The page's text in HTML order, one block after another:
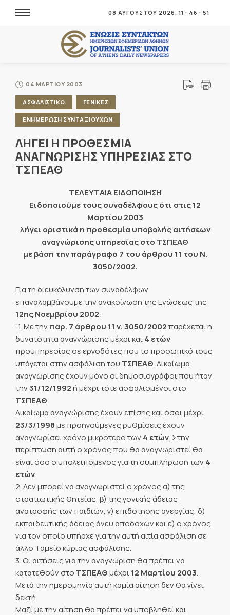
08 ΑΥΓΟΥΣΤΟΥ 2026, 11 : 46 : 51
04 ΜΑΡΤΙΟΥ 2003
ΑΣΦΑΛΙΣΤΙΚΟ ΓΕΝΙΚΕΣ
ΕΝΗΜΕΡΩΣΗ ΣΥΝΤΑΞΙΟΥΧΩΝ
ΛΗΓΕΙ Η ΠΡΟΘΕΣΜΙΑ
ΑΝΑΓΝΩΡΙΣΗΣ ΥΠΗΡΕΣΙΑΣ ΣΤΟ
ΤΣΠΕΑΘ
ΤΕΛΕΥΤΑΙΑ ΕΙΔΟΠΟΙΗΣΗ
Ειδοποιούμε τους συναδέλφους ότι στις 12
Μαρτίου 2003
λήγει οριστικά η προθεσμία υποβολής αιτήσεων
αναγνώρισης υπηρεσίας στο ΤΣΠΕΑΘ
με βάση την παράγραφο 7 του άρθρου 11 του Ν.
3050/2002.
Για τη διευκόλυνση των συναδέλφων
επαναλαμβάνουμε την ανακοίνωση της Ενώσεως της
12ης Νοεμβρίου 2002:
“1. Με τηνπαρ. 7 άρθρου 11 ν. 3050/2002παρέχεται η
δυνατότητα αναγνώρισης μέχρι και4 ετών
προϋπηρεσίας σε εργοδότες που το προσωπικό τους
υπάγεται στην ασφάλιση του ΤΣΠΕΑΘ. Δικαίωμα
αναγνώρισης έχουν μόνο οι δημοσιογράφοι που ήταν
την31/12/1992ή μέχρι τότε ασφαλισμένοι στο
ΤΣΠΕΑΘ.
Δικαίωμα αναγνώρισης έχουν επίσης και όσοι μέχρι
23/3/1998με προηγούμενες ρυθμίσεις έχουν
αναγνωρίσει χρόνο μικρότερο των4 ετών. Στην
περίπτωση αυτή ο χρόνος που θα αναγνωριστεί θα
είναι όσο ο υπολειπόμενος για τη συμπλήρωση των4
ετών.
2. Δεν μπορεί να αναγνωριστεί ο χρόνος α) της
στρατιωτικής θητείας, β) της γονικής άδειας
ανατροφής των παιδιών, γ) επιδότησης ανεργίας, δ)
εκπαιδευτικής άδειας άνευ αποδοχών και ε) ο χρόνος
για τον οποίο υπήρχε για την αυτή αιτία ασφάλιση σε
άλλο Ταμείο κύριας ασφάλισης.
3. Οι αιτήσεις για την αναγνώριση θα πρέπει να
κατατεθούν στο ΤΣΠΕΑΘμέχρι12 Μαρτίου 2003.
Μετά την ημερομηνία αυτή καμία αίτηση δεν θα γίνει
δεκτή.
Μαζί με την αίτηση θα πρέπει να υποβληθεί και